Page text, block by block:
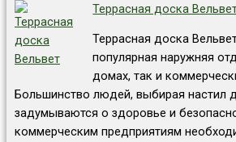
Террасная доска
Террасная доска
популярная наружняя
домах, так и
Большинство людей, выбирая настил
задумываются о здоровье и
коммерческим предприятиям